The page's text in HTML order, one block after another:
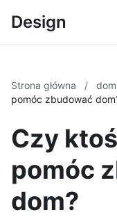
Design
Strona główna /
pomóc zbudować
Czy
pomóc
dom?